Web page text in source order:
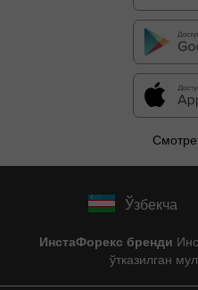
Ўзбекча
ИнстаФорекс бренди
ўтказилган